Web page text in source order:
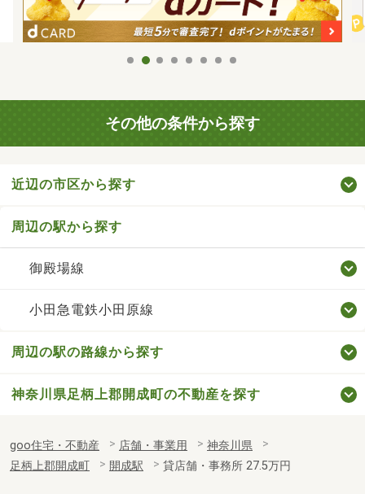
その他の条件から探す
近辺の市区から探す
周辺の駅から探す
御殿場線
小田急電鉄小田原線
周辺の駅の路線から探す
神奈川県足柄上郡開成町の不動産を探す
goo住宅・不動産 店舗・事業用
神奈川県
足柄上郡開成町
開成駅 貸店舗・事務所 27.5万円